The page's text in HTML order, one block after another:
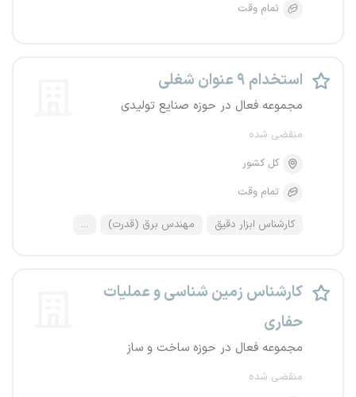
تمام وقت
استخدام ۹ عنوان شغلی
مجموعه فعال در حوزه صنایع تولیدی
منقضی شده
کل کشور
تمام وقت
کارشناس ابزار دقیق مهندس برق (قدرت) ...
کارشناس زمین شناسی و عملیات
حفاری
مجموعه فعال در حوزه ساخت و ساز
منقضی شده